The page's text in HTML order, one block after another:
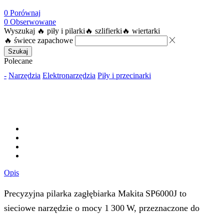
0 Porównaj
0 Obserwowane
Wyszukaj 🔥 piły i pilarki 🔥 szlifierki 🔥 wiertarki
🔥 świece zapachowe
Szukaj
Polecane
- Narzędzia Elektronarzędzia Piły i przecinarki
Opis
Precyzyjna pilarka zagłębiarka Makita SP6000J to
sieciowe narzędzie o mocy 1 300 W, przeznaczone do